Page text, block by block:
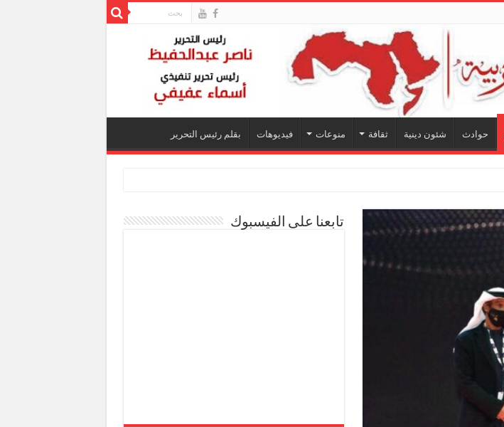
حوادث شئون دينية ثقافة منوعات فيديوهات بقلم رئيس التحرير
تابعنا على الفيسبوك